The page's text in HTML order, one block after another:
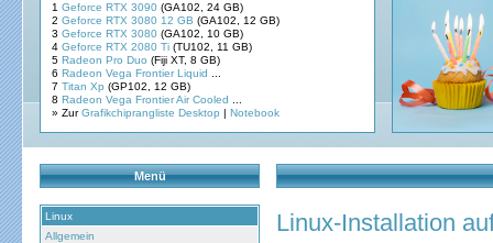
1 Geforce RTX 3090 (GA102, 24 GB)
2 Geforce RTX 3080 12 GB (GA102, 12 GB)
3 Geforce RTX 3080 (GA102, 10 GB)
4 Geforce RTX 2080 Ti (TU102, 11 GB)
5 Radeon Pro Duo (Fiji XT, 8 GB)
6 Radeon Vega Frontier Liquid
7 Titan Xp (GP102, 12 GB)
8 Radeon Vega Frontier Air Cooled
» ZurGrafikchiprangliste Desktop | Notebook
Menü
Linux
Allgemein
Linux-Installation